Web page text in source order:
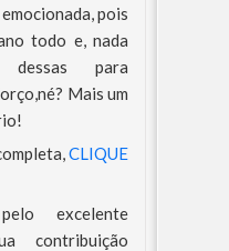
pois
todo e, nada
para
Mais um
CLIQUE
excelente
contribuição